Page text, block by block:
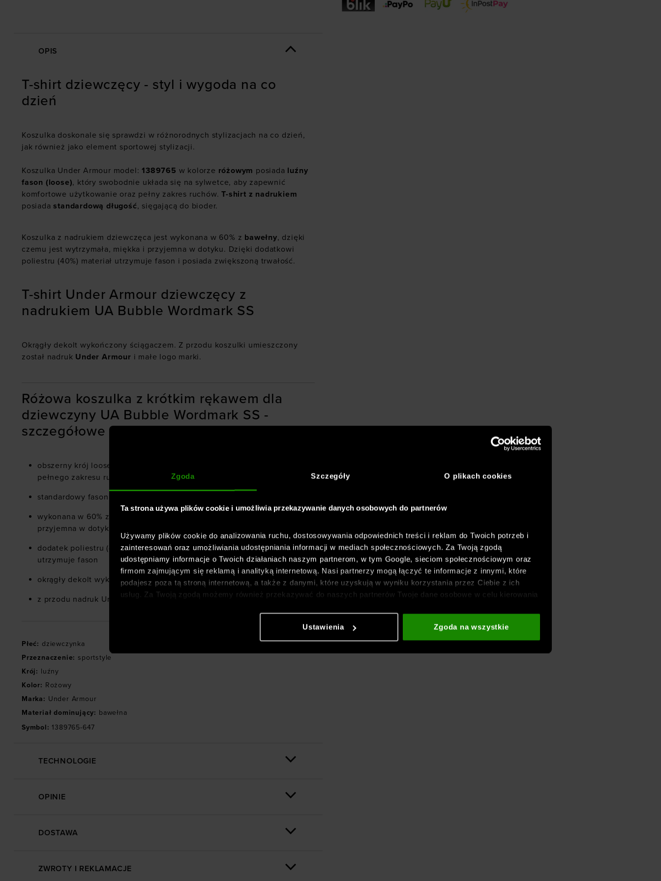
Zgoda Szczegóły O plikach cookies
Ta strona używa plików cookie i umożliwia przekazywanie danych osobowych do partnerów
Używamy plików cookie do analizowania ruchu, dostosowywania odpowiednich treści i reklam do Twoich potrzeb i
zainteresowań oraz umożliwiania udostępniania informacji w mediach społecznościowych. Za Twoją zgodą
udostępniamy informacje o Twoich działaniach naszym partnerom, w tym Google, sieciom społecznościowym oraz
firmom zajmującym się reklamą i analityką internetową. Nasi partnerzy mogą łączyć te informacje z innymi, które
podajesz poza tą stroną internetową, a także z danymi, które uzyskują w wyniku korzystania przez Ciebie z ich
usług. Za Twoją zgodą możemy również przekazywać do naszych partnerów Twoje dane osobowe w celu kierowania
społecznościowych). Szczegółowe informacje znajdziesz w naszej
Polityce prywatnościoraz sekcji „Szczegóły”
Ustawienia Zgoda na wszystkie
OPIS
T-shirt dziewczęcy - styl i wygoda na co
dzień
Koszulka doskonale się sprawdzi w różnorodnych stylizacjach na co dzień,
jak również jako element sportowej stylizacji.
Koszulka Under Armour model:1389765 w kolorze różowym posiada luźny
fason (loose), który swobodnie układa się na sylwetce, aby zapewnić
komfortowe użytkowanie oraz pełny zakres ruchów.T-shirt z nadrukiem
posiadastandardową długość, sięgającą do bioder.
Koszulka z nadrukiem dziewczęca jest wykonana w 60% z bawełny, dzięki
czemu jest wytrzymała, miękka i przyjemna w dotyku. Dzięki dodatkowi
poliestru (40%) materiał utrzymuje fason i posiada zwiększoną trwałość.
T-shirt Under Armour dziewczęcy z
nadrukiem UA Bubble Wordmark SS
Okrągły dekolt wykończony ściągaczem. Z przodu koszulki umieszczony
został nadruk Under Armour i małe logo marki.
Różowa koszulka z krótkim rękawem dla
dziewczyny UA Bubble Wordmark SS -
szczegółowe cechy:
obszerny krój loose dla zapewnienia komfortu podczas aktywności oraz
pełnego zakresu ruchu
standardowy fason o długości do bioder
wykonana w 60% z bawełny, dzięki czemu jest wytrzymała, miękka i
przyjemna w dotyku
dodatek poliestru (40%) sprawia, że materiał jest wytrzymały i lepiej
utrzymuje fason
okrągły dekolt wykończony ściągaczem
z przodu nadruk Under Armour
Płeć: dziewczynka
Przeznaczenie: sportstyle
Krój: luźny
Kolor: Rożowy
Marka: Under Armour
Materiał dominujący: bawełna
Symbol: 1389765-647
TECHNOLOGIE
OPINIE
DOSTAWA
ZWROTY I REKLAMACJE